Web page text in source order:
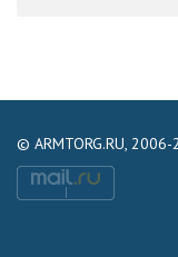
© ARMTORG.RU,